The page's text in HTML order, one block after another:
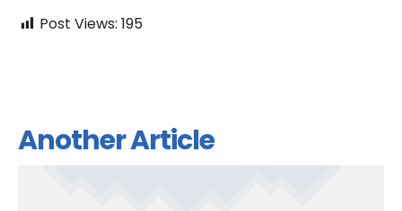
Post Views: 195
Another Article